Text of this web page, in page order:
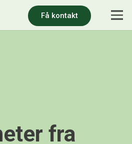
Få kontakt
fra